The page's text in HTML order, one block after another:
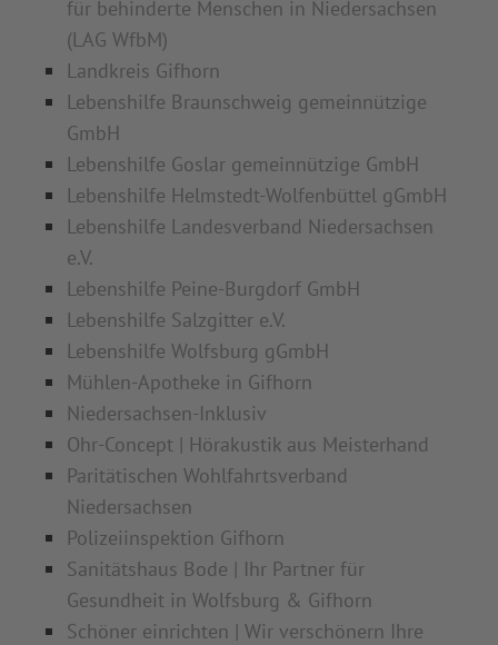
für behinderte Menschen in Niedersachsen
(LAG WfbM)
Landkreis Gifhorn
Lebenshilfe Braunschweig gemeinnützige
GmbH
Lebenshilfe Goslar gemeinnützige GmbH
Lebenshilfe Helmstedt-Wolfenbüttel gGmbH
Lebenshilfe Landesverband Niedersachsen
e.V.
Lebenshilfe Peine-Burgdorf GmbH
Lebenshilfe Salzgitter e.V.
Lebenshilfe Wolfsburg gGmbH
Mühlen-Apotheke in Gifhorn
Niedersachsen-Inklusiv
Ohr-Concept | Hörakustik aus Meisterhand
Paritätischen Wohlfahrtsverband
Niedersachsen
Polizeiinspektion Gifhorn
Sanitätshaus Bode | Ihr Partner für
Gesundheit in Wolfsburg & Gifhorn
Schöner einrichten | Wir verschönern Ihre